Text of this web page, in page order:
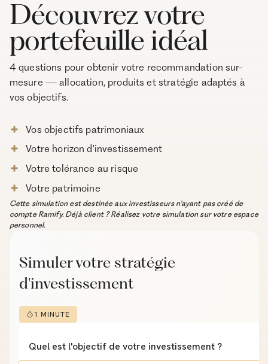
Découvrez votre
portefeuille idéal
4 questions pour obtenir votre recommandation sur-
mesure — allocation, produits et stratégie adaptés à
vos objectifs.
Vos objectifs patrimoniaux
Votre horizon d'investissement
Votre tolérance au risque
Votre patrimoine
Cette simulation est destinée aux investisseurs n'ayant pas créé de
compte Ramify. Déjà client ? Réalisez votre simulation sur votre espace
personnel.